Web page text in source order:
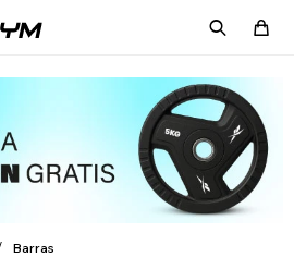
Barras